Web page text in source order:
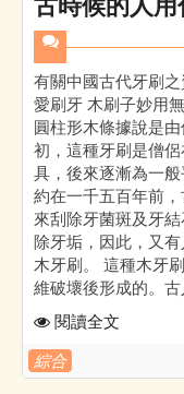
古時候的人用
有關中國古代牙刷
愛刷牙 木刷子妙用
圓柱形木條據說是
初，這種牙刷是僧
具，後來逐漸為一
約在一千五百年前
來刮除牙菌斑及牙
除牙垢，因此，又
木牙刷。 這種木牙
維破壞後形成的。古
閱讀全文
綜合